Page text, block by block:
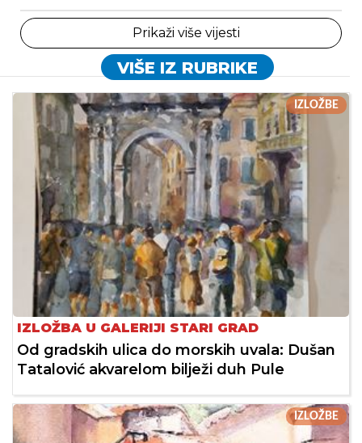
Prikaži više vijesti
VIŠE IZ RUBRIKE
IZLOŽBE
IZLOŽBA U GALERIJI STARI GRAD
Od gradskih ulica do morskih uvala: Dušan
Tatalović akvarelom bilježi duh Pule
IZLOŽBE